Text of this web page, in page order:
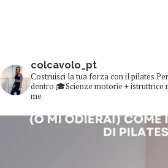
colcavolo_pt
Costruisci la tua forza con il pilates
dentro 🎓Scienze motorie + istruttrice
me